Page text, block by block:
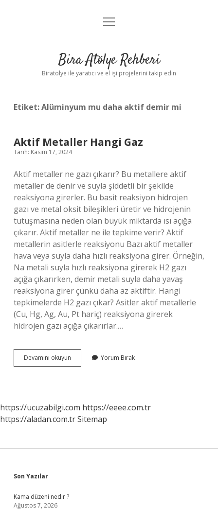
Anasayfa
Yasal Uyarı
menüyü
Bira Atölye Rehberi
Biratolye ile yaratıcı ve el işi projelerini takip edin
Etiket:Alüminyum mu daha aktif demir mi
Aktif Metaller Hangi Gaz
Tarih: Kasım 17, 2024
Aktif metaller ne gazı çıkarır? Bu metallere aktif
metaller de denir ve suyla şiddetli bir şekilde
reaksiyona girerler. Bu basit reaksiyon hidrojen
gazı ve metal oksit bileşikleri üretir ve hidrojenin
tutuşmasına neden olan büyük miktarda ısı açığa
çıkarır. Aktif metaller ne ile tepkime verir? Aktif
metallerin asitlerle reaksiyonu Bazı aktif metaller
hava veya suyla daha hızlı reaksiyona girer. Örneğin,
Na metali suyla hızlı reaksiyona girerek H2 gazı
açığa çıkarırken, demir metali suyla daha yavaş
reaksiyona girer çünkü daha az aktiftir. Hangi
tepkimelerde H2 gazı çıkar? Asitler aktif metallerle
(Cu, Hg, Ag, Au, Pt hariç) reaksiyona girerek
hidrojen gazı açığa çıkarırlar.…
Devamını okuyun
Metaller
Yorum Bırak
https://ucuzabilgi.com https://eeee.com.tr
https://aladan.com.trSitemap
Sidebar
Son Yazılar
Kama düzeni nedir ?
Ağustos 7, 2026